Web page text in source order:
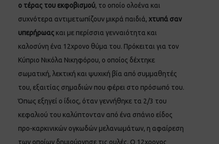
ο τέρας του εκφοβισμού, το οποίο ολοένα και
συχνότερα αντιμετωπίζουν μικρά παιδιά, χτυπά σαν
υπερήρωαςκαι με περίσσια γενναιότητα και
καλοσύνη ένα 12χρονο θύμα του. Πρόκειται για τον
Κύπριο Νικόλα Νικηφόρου, ο οποίος δέχτηκε
σωματική, λεκτική και ψυχική βία από συμμαθητές
του, εξαιτίας σημαδιών που φέρει στο πρόσωπό του.
Όπως εξηγεί ο ίδιος, όταν γεννήθηκε τα 2/3 του
κεφαλιού του καλύπτονταν από ένα σπάνιο είδος
προ-καρκινικών ογκωδών μελανωμάτων, η αφαίρεση
των οποίων δημιούργησε τις ουλές. Ο 12χρονος